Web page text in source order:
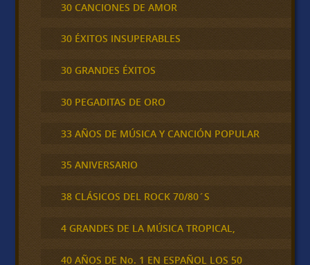
30 CANCIONES DE AMOR
30 ÉXITOS INSUPERABLES
30 GRANDES ÉXITOS
30 PEGADITAS DE ORO
33 AÑOS DE MÚSICA Y CANCIÓN POPULAR
35 ANIVERSARIO
38 CLÁSICOS DEL ROCK 70/80´S
4 GRANDES DE LA MÚSICA TROPICAL,
40 AÑOS DE No. 1 EN ESPAÑOL LOS 50